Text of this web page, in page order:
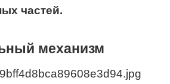
частей.
механизм